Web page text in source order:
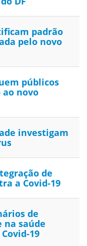
padrão
pelo novo
públicos
ao novo
investigam
de
a Covid-19
de
na saúde
19